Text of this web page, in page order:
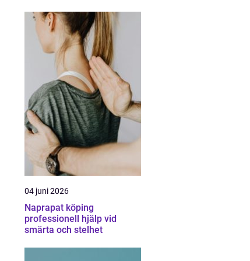
04 juni 2026
Naprapat köping
professionell hjälp vid
smärta och stelhet